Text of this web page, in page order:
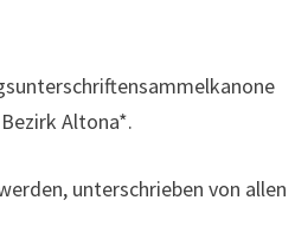
Altona*.
unterschrieben von allen